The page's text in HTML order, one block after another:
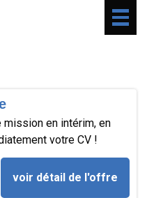
mission en intérim, en
votre CV !
voir détail de l'offre